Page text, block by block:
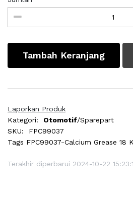
Tambah Keranjang
Laporkan Produk
Kategori:
Otomotif/Sparepart
SKU:
FPC99037
Tags FPC99037-Calcium Grease 18
Terakhir diperbarui 2024-10-22